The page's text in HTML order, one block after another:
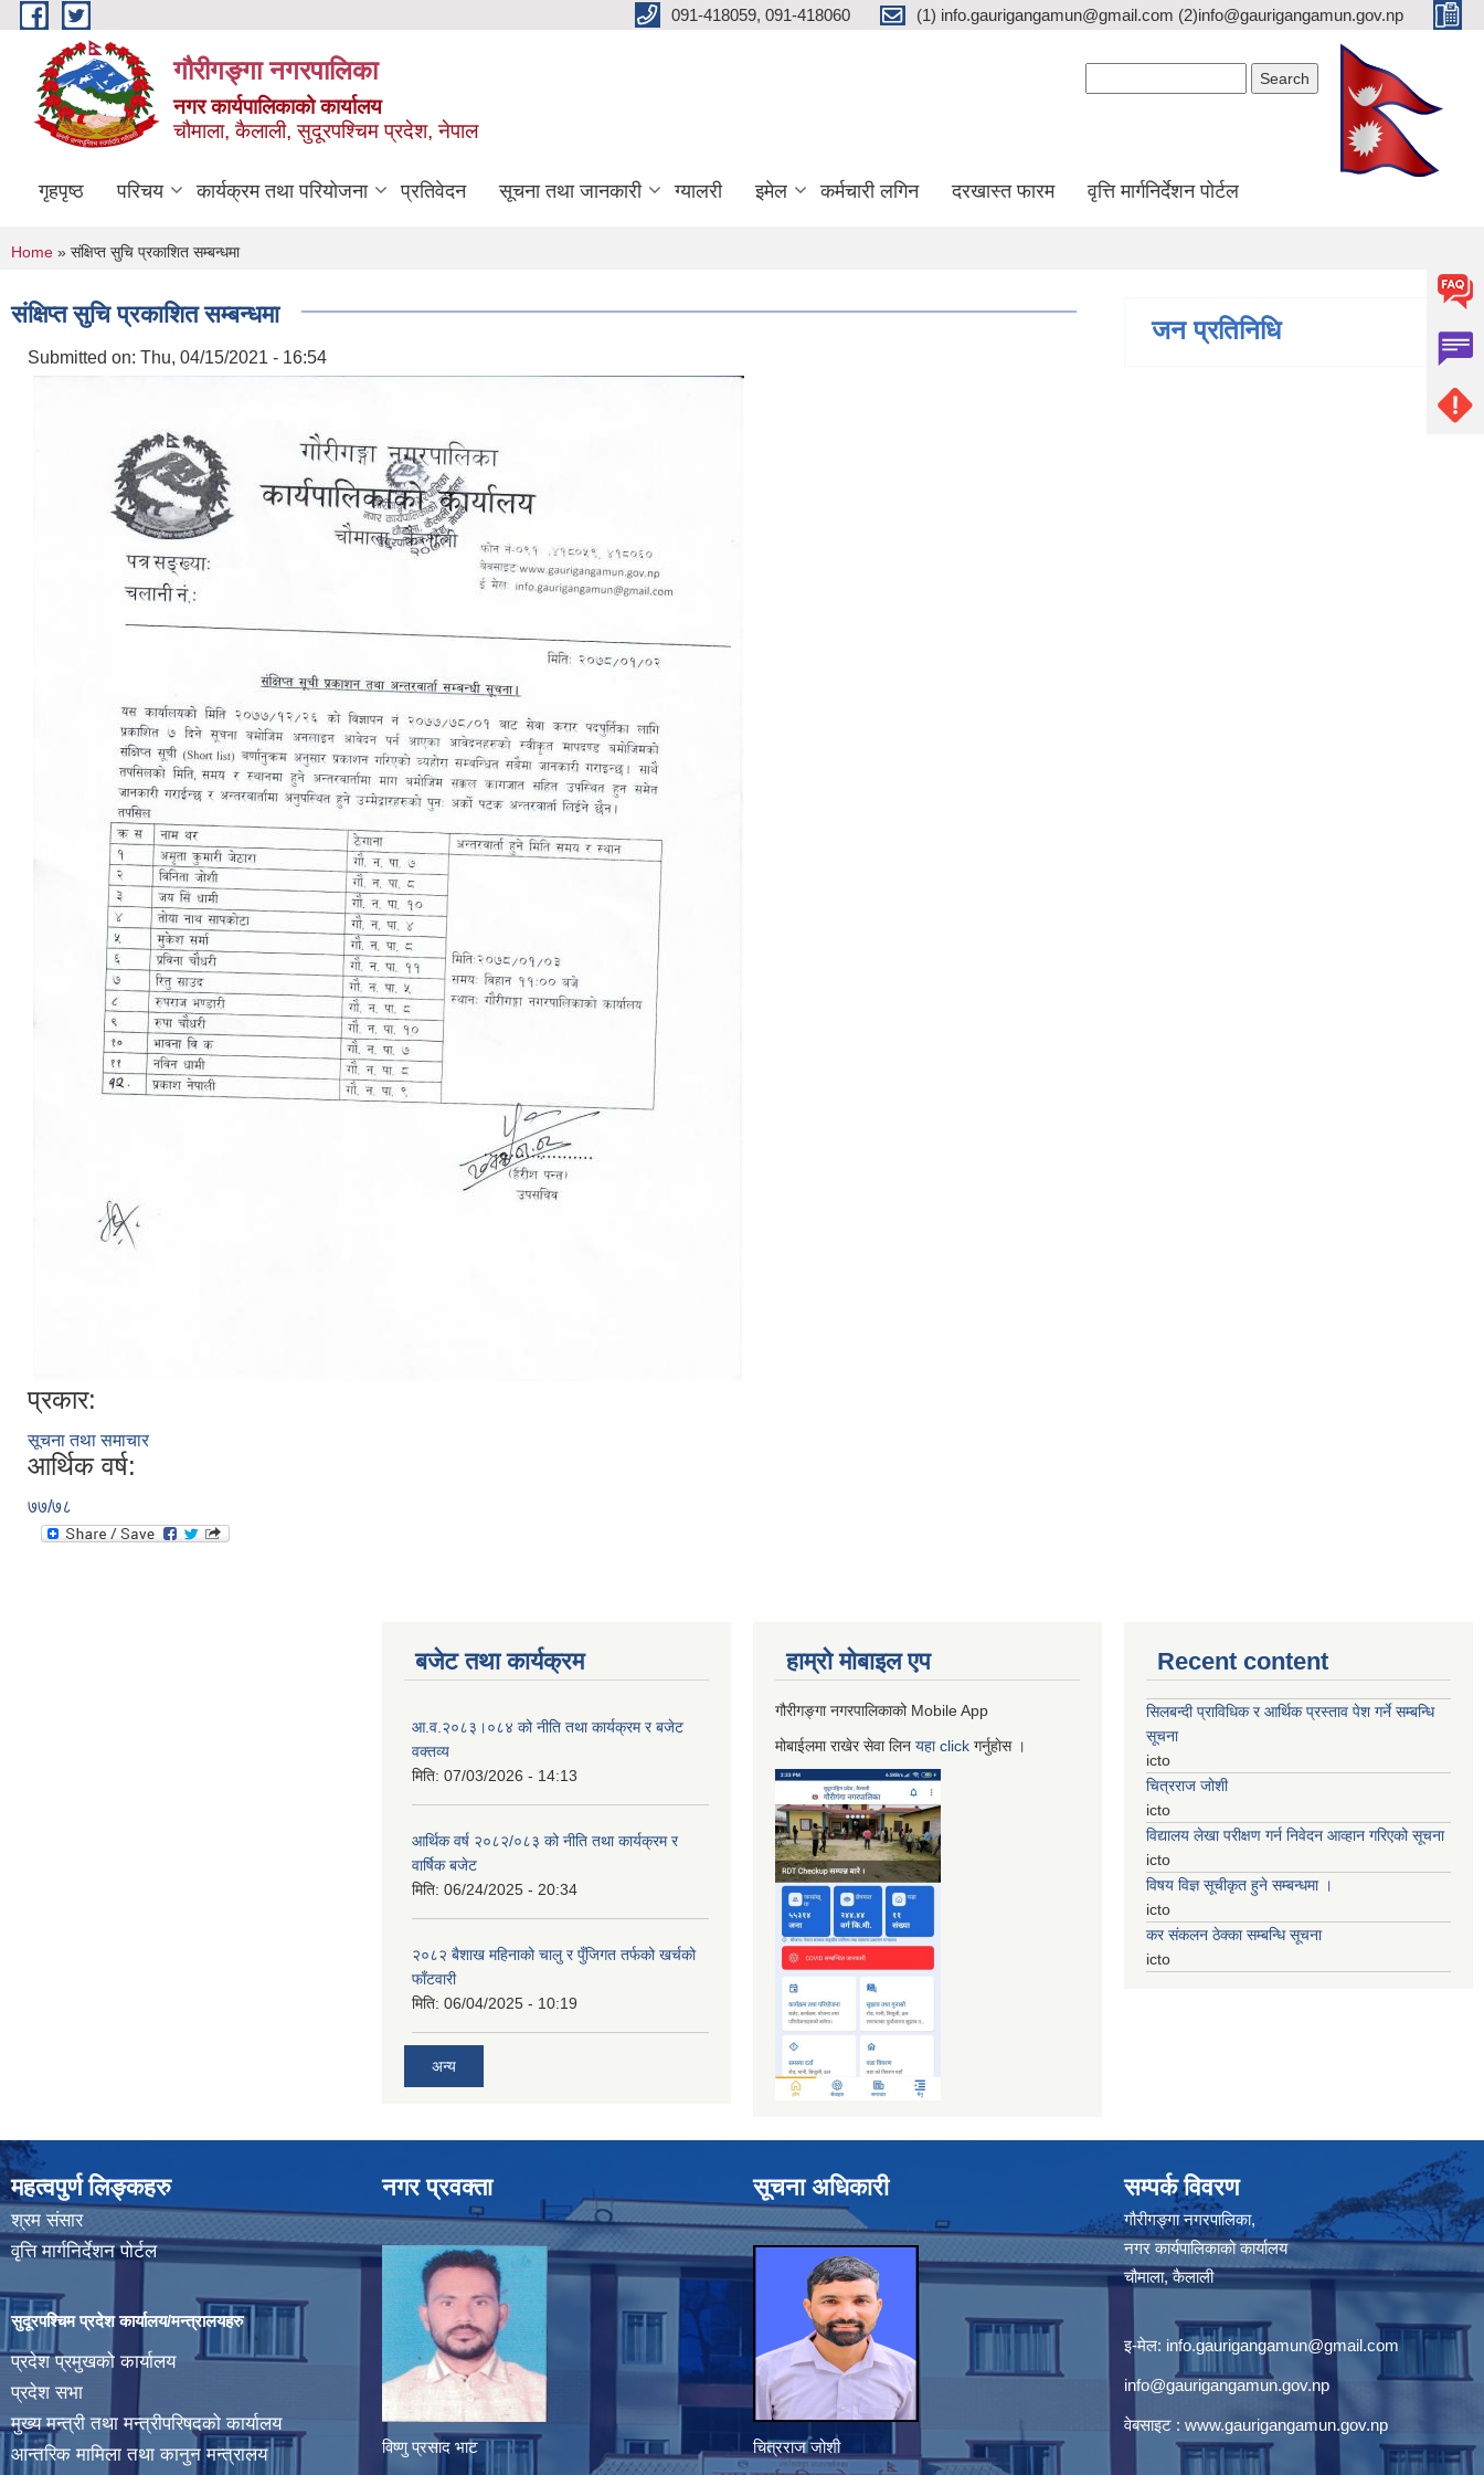
Skip to main content 091-418059, 091-418060 (1) info.gaurigangamun@gmail.com (2)info@gaurigangamun.gov.np
गौरीगङ्गा नगरपालिका
नगर कार्यपालिकाको कार्यालय
चौमाला, कैलाली, सुदूरपश्चिम प्रदेश, नेपाल
गृहपृष्ठ परिचय कार्यक्रम तथा परियोजना प्रतिवेदन सूचना तथा जानकारी ग्यालरी इमेल कर्मचारी लगिन दरखास्त फारम वृत्ति मार्गनिर्देशन पोर्टल
You are here
Home » संक्षिप्त सुचि प्रकाशित सम्बन्धमा
संक्षिप्त सुचि प्रकाशित सम्बन्धमा
Submitted on: Thu, 04/15/2021 - 16:54
प्रकार:
सूचना तथा समाचार
आर्थिक वर्ष:
७७/७८
जन प्रतिनिधि
बजेट तथा कार्यक्रम
आ.व.२०८३।०८४ को नीति तथा कार्यक्रम र बजेट
वक्तव्य
मिति: 07/03/2026 - 14:13
आर्थिक वर्ष २०८२/०८३ को नीति तथा कार्यक्रम र
वार्षिक बजेट
मिति: 06/24/2025 - 20:34
२०८२ बैशाख महिनाको चालु र पुँजिगत तर्फको खर्चको
फाँटवारी
मिति: 06/04/2025 - 10:19
अन्य
हाम्रो माेबाइल एप
गौरीगङ्गा नगरपालिकाको Mobile App
मोबाईलमा राखेर सेवा लिन यहाclick गर्नुहाेस ।
Recent content
सिलबन्दी प्राविधिक र आर्थिक प्रस्ताव पेश गर्ने सम्बन्धि
सूचना
icto
चित्रराज जोशी
icto
विद्यालय लेखा परीक्षण गर्न निवेदन आव्हान गरिएको सूचना
icto
विषय विज्ञ सूचीकृत हुने सम्बन्धमा ।
icto
कर संकलन ठेक्का सम्बन्धि सूचना
icto
महत्वपुर्ण लिङ्कहरु
श्रम संसार
वृत्ति मार्गनिर्देशन पोर्टल
सुदूरपश्चिम प्रदेश कार्यालय/मन्त्रालयहरु
प्रदेश प्रमुखको कार्यालय
प्रदेश सभा
मुख्य मन्त्री तथा मन्त्रीपरिषदको कार्यालय
आन्तरिक मामिला तथा कानुन मन्त्रालय
नगर प्रवक्ता
विष्णु प्रसाद भाट
सूचना अधिकारी
चित्रराज जोशी
सम्पर्क विवरण
गौरीगङ्गा नगरपालिका,
नगर कार्यपालिकाको कार्यालय
चौमाला, कैलाली
इ-मेल: info.gaurigangamun@gmail.com
info@gaurigangamun.gov.np
वेबसाइट : www.gaurigangamun.gov.np